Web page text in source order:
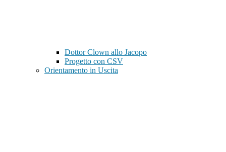
Dottor Clown allo Jacopo
Progetto con CSV
Orientamento in Uscita